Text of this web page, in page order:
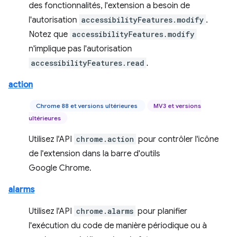
des fonctionnalités, l'extension a besoin de
l'autorisation accessibilityFeatures.modify .
Notez que accessibilityFeatures.modify
n'implique pas l'autorisation
accessibilityFeatures.read .
action
Chrome 88 et versions ultérieures
MV3 et versions
ultérieures
Utilisez l'API chrome.action pour contrôler l'icône
de l'extension dans la barre d'outils
Google Chrome.
alarms
Utilisez l'API chrome.alarms pour planifier
l'exécution du code de manière périodique ou à